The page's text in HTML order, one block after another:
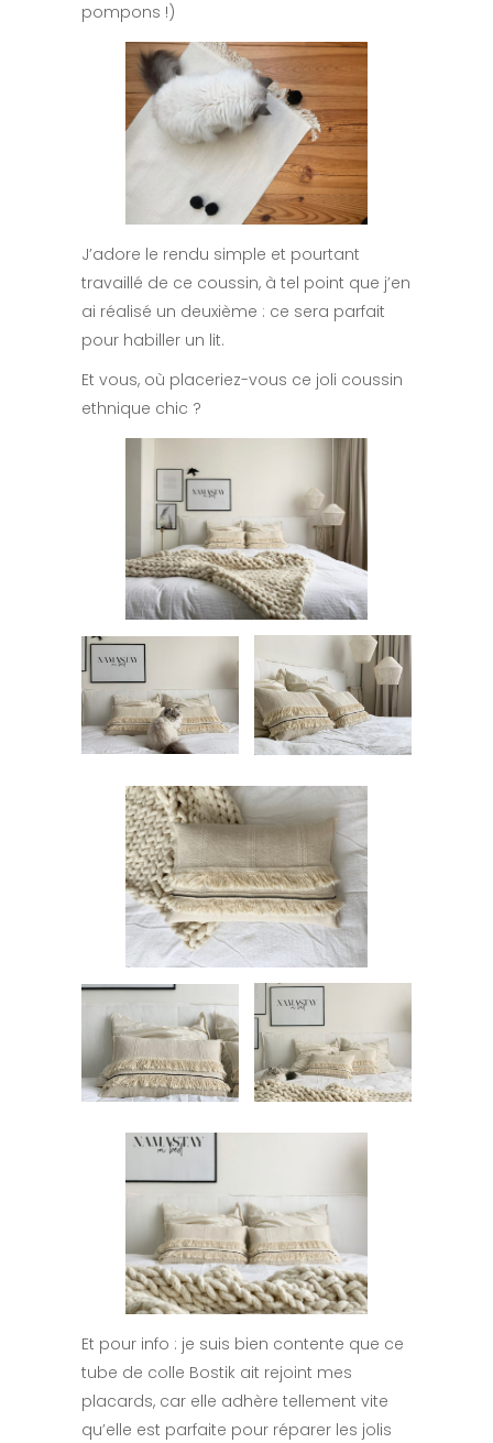
pompons !)
J’adore le rendu simple et pourtant
travaillé de ce coussin, à tel point que j’en
ai réalisé un deuxième : ce sera parfait
pour habiller un lit.
Et vous, où placeriez-vous ce joli coussin
ethnique chic ?
Et pour info : je suis bien contente que ce
tube de colle Bostik ait rejoint mes
placards, car elle adhère tellement vite
qu’elle est parfaite pour réparer les jolis